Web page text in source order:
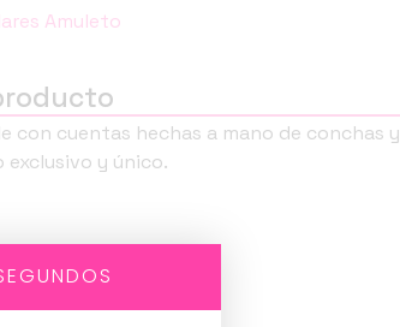
Amuleto
con cuentas hechas a mano de conchas y
exclusivo y único.